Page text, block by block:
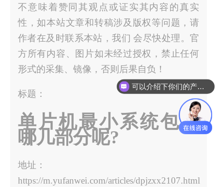
不意味着赞同其观点或证实其内容的真实
性，如本站文章和转稿涉及版权等问题，请
作者在及时联系本站，我们 会尽快处理。官
方所有内容、图片如未经过授权，禁止任何
形式的采集、镜像，否则后果自负！
标题：
单片机最小系统包含
哪几部分呢?
地址：
https://m.yufanwei.com/articles/dpjzxx2107.html
可以介绍下你们的产品么？